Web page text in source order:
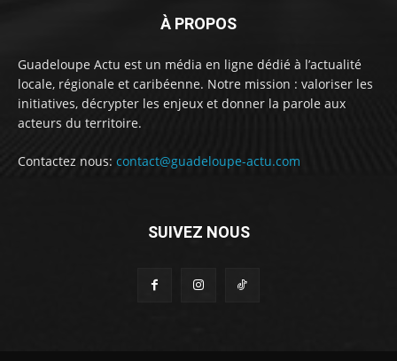
À PROPOS
Guadeloupe Actu est un média en ligne dédié à l’actualité
locale, régionale et caribéenne. Notre mission : valoriser les
initiatives, décrypter les enjeux et donner la parole aux
acteurs du territoire.
Contactez nous: contact@guadeloupe-actu.com
SUIVEZ NOUS